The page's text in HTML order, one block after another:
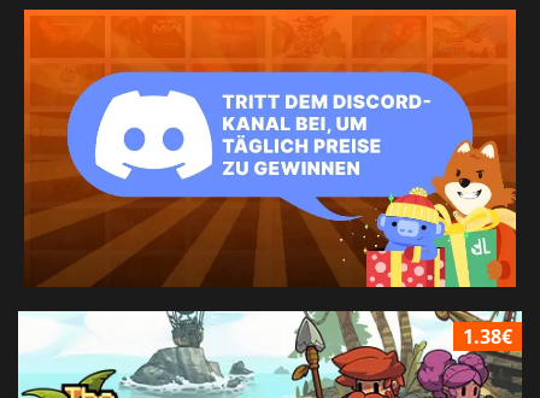
1.38€